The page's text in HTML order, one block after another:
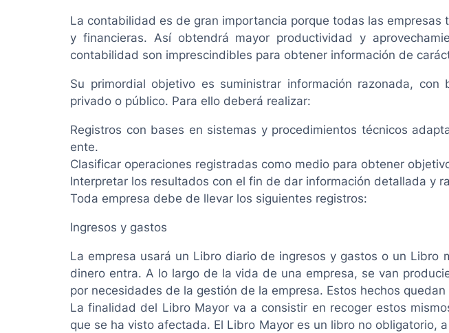
La contabilidad es de gran importancia porque todas las
y financieras. Así obtendrá mayor productividad y
contabilidad son imprescindibles para obtener información de
Su primordial objetivo es suministrar información razonada,
privado o público. Para ello deberá realizar:
Registros con bases en sistemas y procedimientos técnicos
ente.
Clasificar operaciones registradas como medio para obtener
Interpretar los resultados con el fin de dar información detallada y
Toda empresa debe de llevar los siguientes registros:
Ingresos y gastos
La empresa usará un Libro diario de ingresos y gastos o un
dinero entra. A lo largo de la vida de una empresa, se van
por necesidades de la gestión de la empresa. Estos hechos
La finalidad del Libro Mayor va a consistir en recoger estos
que se ha visto afectada. El Libro Mayor es un libro no obligatorio,